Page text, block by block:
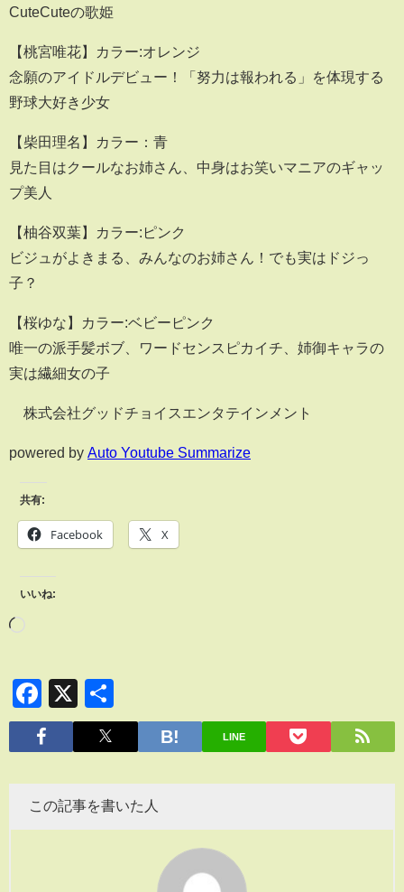
CuteCuteの歌姫
【桃宮唯花】カラー:オレンジ
念願のアイドルデビュー！「努力は報われる」を体現する
野球大好き少女
【柴田理名】カラー：青
見た目はクールなお姉さん、中身はお笑いマニアのギャッ
プ美人
【柚谷双葉】カラー:ピンク
ビジュがよきまる、みんなのお姉さん！でも実はドジっ
子？
【桜ゆな】カラー:ベビーピンク
唯一の派手髪ボブ、ワードセンスピカイチ、姉御キャラの
実は繊細女の子
©株式会社グッドチョイスエンタテインメント
powered by Auto Youtube Summarize
共有:
Facebook X
いいね:
Facebook
X
有
LINE
この記事を書いた人